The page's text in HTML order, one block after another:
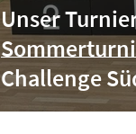
Unser
Challenge